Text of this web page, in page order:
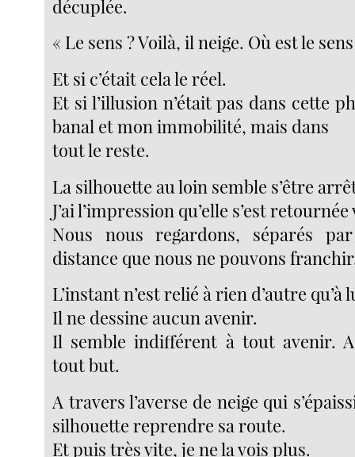
décuplée.
« Le sens ? Voilà, il neige. Où est le
Et si c’était cela le réel.
Et si l’illusion n’était pas dans cette
banal et mon immobilité, mais dans
tout le reste.
La silhouette au loin semble s’être
J’ai l’impression qu’elle s’est
Nous nous regardons, séparés
distance que nous ne pouvons
L’instant n’est relié à rien d’autre
Il ne dessine aucun avenir.
Il semble indifférent à tout avenir.
tout but.
A travers l’averse de neige qui
silhouette reprendre sa route.
Et puis très vite, je ne la vois plus.